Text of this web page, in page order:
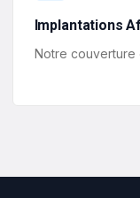
Implantations
Notre couverture